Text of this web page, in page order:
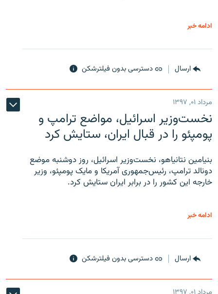
ادامه خبر
ارسال دسترسی بدون فیلترشکن
مرداد ۰۱, ۱۳۹۷
نخست‌وزیر اسرائیل، مواضع ترامپ و
پومپئو را در قبال ایران، ستایش کرد
بنیامین نتانیاهو، نخست‌وزیر اسرائیل، روز دوشنبه موضع
دونالد ترامپ، رئیس‌جمهوری آمریکا و مایک پومپئو، وزیر
خارجه این کشور را در برابر ایران ستایش کرد.
ادامه خبر
ارسال دسترسی بدون فیلترشکن